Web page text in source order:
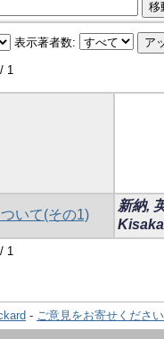
表示著者数:
1
いて(その1)
新納,
1
- ご意見をお寄せください